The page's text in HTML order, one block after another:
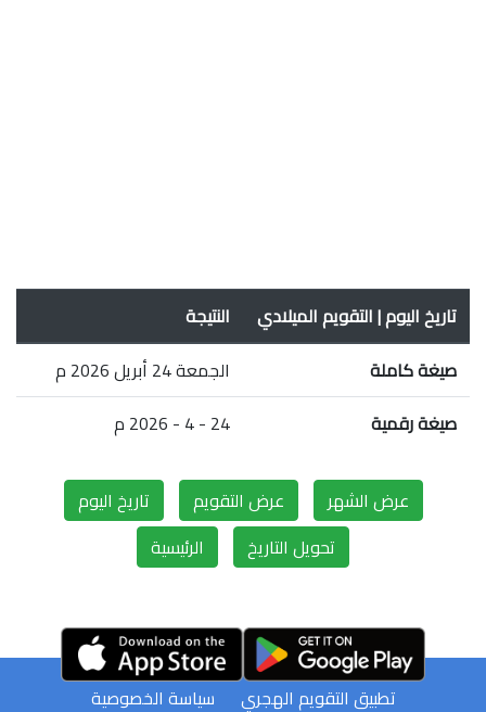
تاريخ اليوم | التقويم الميلادي
النتيجة
صيغة كاملة
الجمعة 24 أبريل 2026 م
صيغة رقمية
24 - 4 - 2026 م
عرض الشهر عرض التقويم
تاريخ اليوم
تحويل التاريخ
الرئيسية
سياسة الخصوصية تطبيق التقويم الهجري